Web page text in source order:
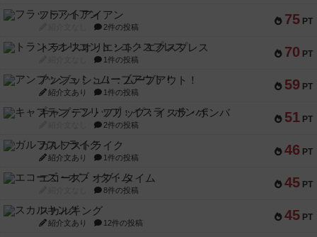
75 PT
フラットアイアン
2件の投稿
70 PT
トランスオリエント・エクスプレス
1件の投稿
59 PT
アンブッシュ！：ムーブアウト！
紹介文あり 1件の投稿
51 PT
キャプテン・フリップ：イスラ・ボンバ
2件の投稿
46 PT
ガルフストライク
紹介文あり 1件の投稿
45 PT
エコーズ・オブ・タイム
8件の投稿
45 PT
スカルキング
紹介文あり 12件の投稿